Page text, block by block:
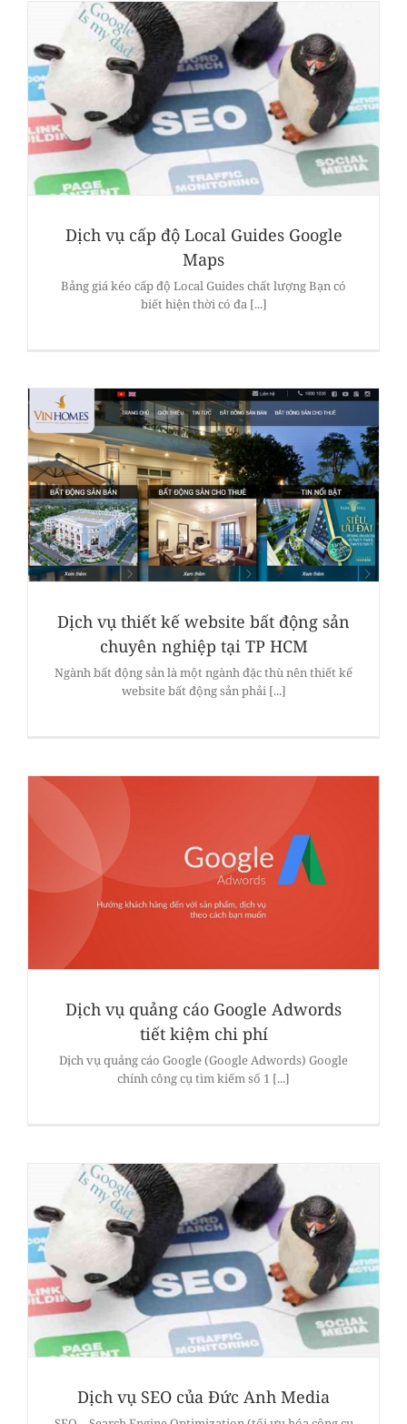
Dịch vụ cấp độ Local Guides Google
Maps
Bảng giá kéo cấp độ Local Guides chất lượng Bạn có
biết hiện thời có đa [...]
Dịch vụ thiết kế website bất động sản
chuyên nghiệp tại TP HCM
Ngành bất động sản là một ngành đặc thù nên thiết kế
website bất động sản phải [...]
Dịch vụ quảng cáo Google Adwords
tiết kiệm chi phí
Dịch vụ quảng cáo Google (Google Adwords) Google
chính công cụ tìm kiếm số 1 [...]
Dịch vụ SEO của Đức Anh Media